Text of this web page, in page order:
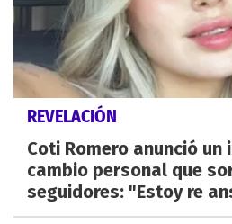
REVELACIÓN
Coti Romero anunció
cambio personal que
seguidores: "Estoy re